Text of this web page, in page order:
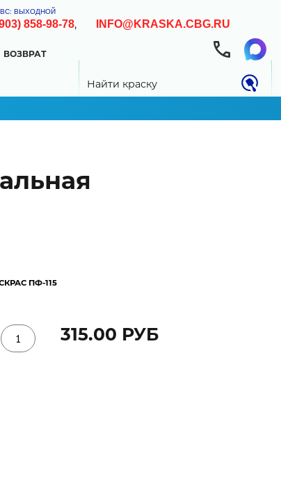
ВС: ВЫХОДНОЙ
858-98-78, INFO@KRASKA.CBG.RU
ВОЗВРАТ
Найти краску0.00 РУБ
ПФ-115
315.00 РУБ